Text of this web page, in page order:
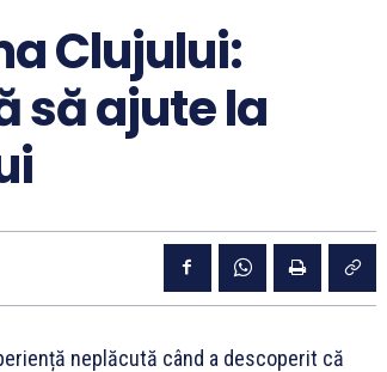
Clujului:
să ajute la
neplăcută când a descoperit că